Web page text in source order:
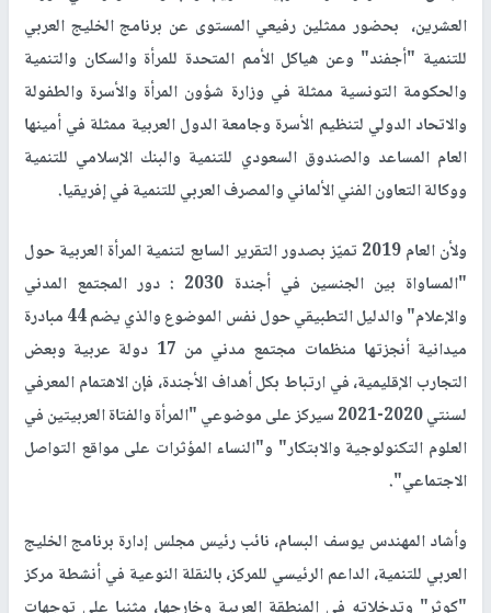
العشرين، بحضور ممثلين رفيعي المستوى عن برنامج الخليج العربي
للتنمية "أجفند" وعن هياكل الأمم المتحدة للمرأة والسكان والتنمية
والحكومة التونسية ممثلة في وزارة شؤون المرأة والأسرة والطفولة
والاتحاد الدولي لتنظيم الأسرة وجامعة الدول العربية ممثلة في أمينها
العام المساعد والصندوق السعودي للتنمية والبنك الإسلامي للتنمية
ووكالة التعاون الفني الألماني والمصرف العربي للتنمية في إفريقيا.
ولأن العام 2019 تميّز بصدور التقرير السابع لتنمية المرأة العربية حول
"المساواة بين الجنسين في أجندة 2030 : دور المجتمع المدني
والإعلام" والدليل التطبيقي حول نفس الموضوع والذي يضم 44 مبادرة
ميدانية أنجزتها منظمات مجتمع مدني من 17 دولة عربية وبعض
التجارب الإقليمية، في ارتباط بكل أهداف الأجندة، فإن الاهتمام المعرفي
لسنتي 2020-2021 سيركز على موضوعي "المرأة والفتاة العربيتين في
العلوم التكنولوجية والابتكار" و"النساء المؤثرات على مواقع التواصل
الاجتماعي".
وأشاد المهندس يوسف البسام، نائب رئيس مجلس إدارة برنامج الخليج
العربي للتنمية، الداعم الرئيسي للمركز، بالنقلة النوعية في أنشطة مركز